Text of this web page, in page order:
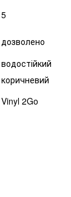
5
дозволено
водостійкий
коричневий
Vinyl 2Go